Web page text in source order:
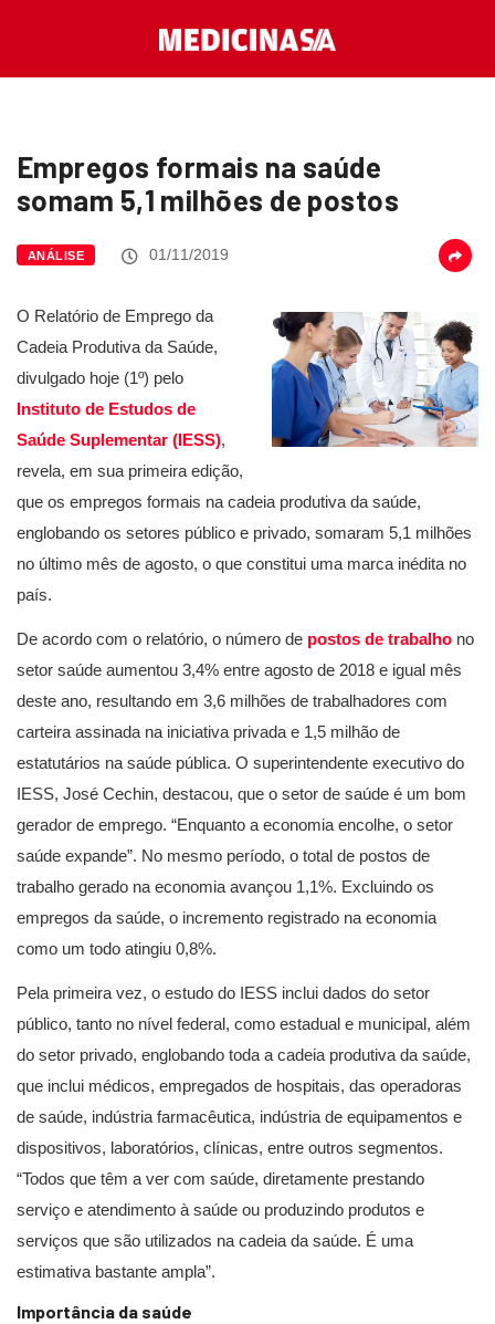
Empregos formais na saúde
somam 5,1 milhões de postos
ANÁLISE 01/11/2019
O Relatório de Emprego da
Cadeia Produtiva da Saúde,
divulgado hoje (1º) pelo
Instituto de Estudos de
Saúde Suplementar (IESS),
revela, em sua primeira edição,
que os empregos formais na cadeia produtiva da saúde,
englobando os setores público e privado, somaram 5,1 milhões
no último mês de agosto, o que constitui uma marca inédita no
país.
De acordo com o relatório, o número de postos de trabalho no
setor saúde aumentou 3,4% entre agosto de 2018 e igual mês
deste ano, resultando em 3,6 milhões de trabalhadores com
carteira assinada na iniciativa privada e 1,5 milhão de
estatutários na saúde pública. O superintendente executivo do
IESS, José Cechin, destacou, que o setor de saúde é um bom
gerador de emprego. “Enquanto a economia encolhe, o setor
saúde expande”. No mesmo período, o total de postos de
trabalho gerado na economia avançou 1,1%. Excluindo os
empregos da saúde, o incremento registrado na economia
como um todo atingiu 0,8%.
Pela primeira vez, o estudo do IESS inclui dados do setor
público, tanto no nível federal, como estadual e municipal, além
do setor privado, englobando toda a cadeia produtiva da saúde,
que inclui médicos, empregados de hospitais, das operadoras
de saúde, indústria farmacêutica, indústria de equipamentos e
dispositivos, laboratórios, clínicas, entre outros segmentos.
“Todos que têm a ver com saúde, diretamente prestando
serviço e atendimento à saúde ou produzindo produtos e
serviços que são utilizados na cadeia da saúde. É uma
estimativa bastante ampla”.
Importância da saúde